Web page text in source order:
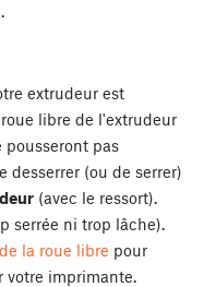
.
extrudeur est
libre de l'extrudeur
pousseront pas
desserrer (ou de serrer)
(avec le ressort).
serrée ni trop lâche).
la roue libre pour
votre imprimante.